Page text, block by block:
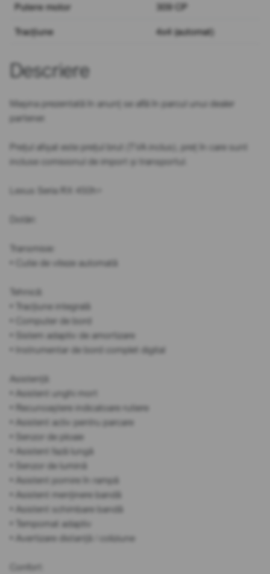
Putere motor 309 CP
Tracțiune 4x4 (automat)
Descriere
Mașina prezentată în anunț se află în parcul unui dealer
partener.
Prețul afișat este prețul brut (TVA inclus), preț în care sunt
incluse comisionul de import și transportul.
Lexus Seria RX 450h+
Dotări:
Transmisie:
• Cutie de viteze automată
Tehnică:
• Tracțiune integrală
• Computer de bord
• Sistem adaptiv de amortizare
• Instrumentar de bord complet digital
Asistență:
• Asistent unghi mort
• Recunoaștere indicatoare rutiere
• Asistent activ pentru parcare
• Senzor de ploaie
• Asistent fază lungă
• Senzor de lumină
• Asistent pornire în rampă
• Asistent menținere bandă
• Asistent schimbare bandă
• Tempomat adaptiv
• Avertizare distanță / coliziune
Confort: